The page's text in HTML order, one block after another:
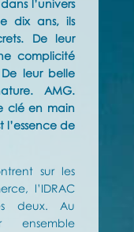
l’univers
dix ans, ils
De leur
complicité
leur belle
AMG.
clé en main
de
sur les
l’IDRAC
deux. Au
ensemble